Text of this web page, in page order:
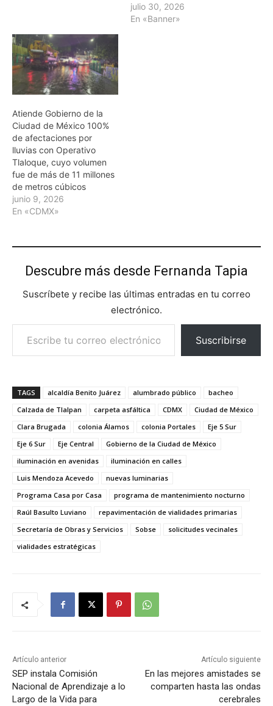
julio 30, 2026
En «Banner»
Atiende Gobierno de la
Ciudad de México 100%
de afectaciones por
lluvias con Operativo
Tlaloque, cuyo volumen
fue de más de 11 millones
de metros cúbicos
junio 9, 2026
En «CDMX»
Descubre más desde Fernanda Tapia
Suscríbete y recibe las últimas entradas en tu correo
electrónico.
Escribe tu correo electrónico…
Suscribirse
TAGS alcaldía Benito Juárez alumbrado público
bacheo
Calzada de Tlalpan
carpeta asfáltica CDMX
Ciudad de México
Clara Brugada
colonia Álamos colonia Portales
Eje 5 Sur
Eje 6 Sur
Eje Central
Gobierno de la Ciudad de México
iluminación en avenidas
iluminación en calles
Luis Mendoza Acevedo
nuevas luminarias
Programa Casa por Casa
programa de mantenimiento nocturno
Raúl Basulto Luviano
repavimentación de vialidades primarias
Secretaría de Obras y Servicios
Sobse
solicitudes vecinales
vialidades estratégicas
Artículo anterior
SEP instala Comisión
Nacional de Aprendizaje a lo
Largo de la Vida para
Artículo siguiente
En las mejores amistades se
comparten hasta las ondas
cerebrales